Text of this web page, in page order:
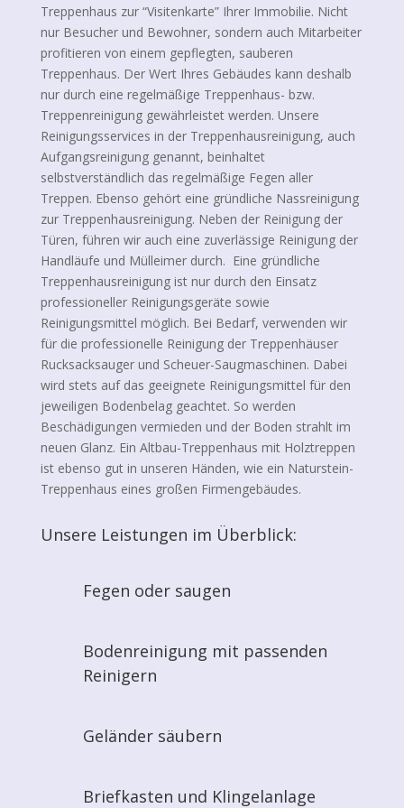
Treppenhaus zur “Visitenkarte” Ihrer Immobilie. Nicht
nur Besucher und Bewohner, sondern auch Mitarbeiter
profitieren von einem gepflegten, sauberen
Treppenhaus. Der Wert Ihres Gebäudes kann deshalb
nur durch eine regelmäßige Treppenhaus- bzw.
Treppenreinigung gewährleistet werden. Unsere
Reinigungsservices in der Treppenhausreinigung, auch
Aufgangsreinigung genannt, beinhaltet
selbstverständlich das regelmäßige Fegen aller
Treppen. Ebenso gehört eine gründliche Nassreinigung
zur Treppenhausreinigung. Neben der Reinigung der
Türen, führen wir auch eine zuverlässige Reinigung der
Handläufe und Mülleimer durch. Eine gründliche
Treppenhausreinigung ist nur durch den Einsatz
professioneller Reinigungsgeräte sowie
Reinigungsmittel möglich. Bei Bedarf, verwenden wir
für die professionelle Reinigung der Treppenhäuser
Rucksacksauger und Scheuer-Saugmaschinen. Dabei
wird stets auf das geeignete Reinigungsmittel für den
jeweiligen Bodenbelag geachtet. So werden
Beschädigungen vermieden und der Boden strahlt im
neuen Glanz. Ein Altbau-Treppenhaus mit Holztreppen
ist ebenso gut in unseren Händen, wie ein Naturstein-
Treppenhaus eines großen Firmengebäudes.
Unsere Leistungen im Überblick:
Fegen oder saugen
Bodenreinigung mit passenden
Reinigern
Geländer säubern
Briefkasten und Klingelanlage